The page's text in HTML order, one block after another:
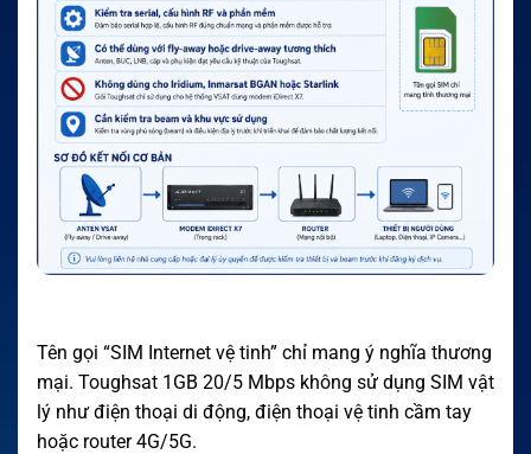
Tên gọi “SIM Internet vệ tinh” chỉ mang ý nghĩa thương
mại. Toughsat 1GB 20/5 Mbps không sử dụng SIM vật
lý như điện thoại di động, điện thoại vệ tinh cầm tay
hoặc router 4G/5G.